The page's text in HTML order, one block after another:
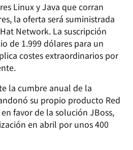
Linux y Java que corran
la oferta será suministrada
Network. La suscripción
de 1.999 dólares para un
costes extraordinarios por
la cumbre anual de la
su propio producto Red
favor de la solución JBoss,
en abril por unos 400